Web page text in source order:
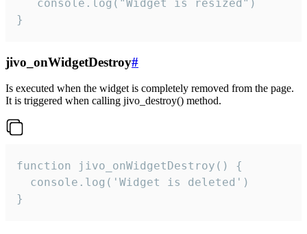
   console.log("Widget is resized")
}
jivo_onWidgetDestroy#
Is executed when the widget is completely removed from the page.
It is triggered when calling jivo_destroy() method.
function jivo_onWidgetDestroy() {
  console.log('Widget is deleted')
}